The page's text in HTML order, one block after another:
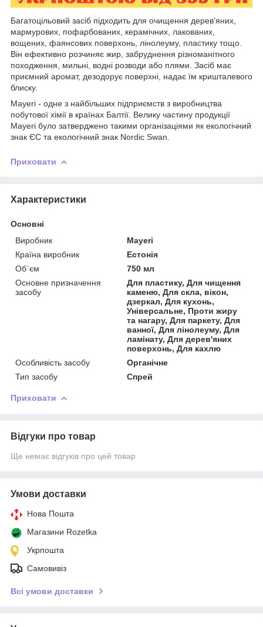
Багатоцільовий засіб підходить для очищення дерев'яних,
мармурових, пофарбованих, керамічних, лакованих,
вощених, фаянсових поверхонь, лінолеуму, пластику тощо.
Він ефективно розчиняє жир, забруднення різноманітного
походження, мильні, водні розводи або плями. Засіб має
приємний аромат, дезодорує поверхні, надає їм кришталевого
блиску.
Mayeri - одне з найбільших підприємств з виробництва
побутової хімії в країнах Балтії. Велику частину продукції
Mayeri було затверджено такими організаціями як екологічний
знак ЄС та екологічний знак Nordic Swan.
Приховати
Характеристики
Основні
Виробник
Mayeri
Країна виробник
Естонія
Об`єм
750 мл
Основне призначення
засобу
Для пластику, Для чищення
каменю, Для скла, вікон,
дзеркал, Для кухонь,
Універсальне, Проти жиру
та нагару, Для паркету, Для
ванної, Для лінолеуму, Для
ламінату, Для дерев'яних
поверхонь, Для кахлю
Особливість засобу
Органічне
Тип засобу
Спрей
Приховати
Відгуки про товар
Ще немає відгуків про цей товар
Умови доставки
Нова Пошта
Магазини Rozetka
Укрпошта
Самовивіз
Всі умови доставки